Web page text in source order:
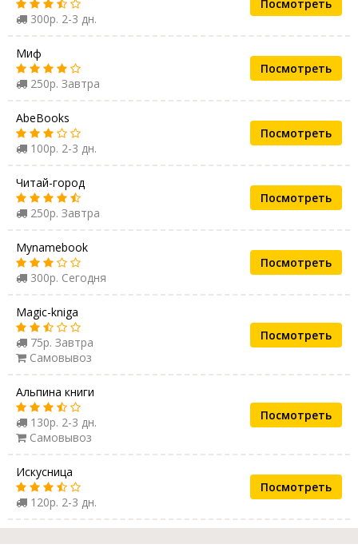
300р. 2-3 дн.
Посмотреть
Миф
250р. Завтра
Посмотреть
AbeBooks
100р. 2-3 дн.
Посмотреть
Читай-город
250р. Завтра
Посмотреть
Mynamebook
300р. Сегодня
Посмотреть
Magic-kniga
75р. Завтра
Самовывоз
Посмотреть
Альпина книги
130р. 2-3 дн.
Самовывоз
Посмотреть
Искусница
120р. 2-3 дн.
Посмотреть